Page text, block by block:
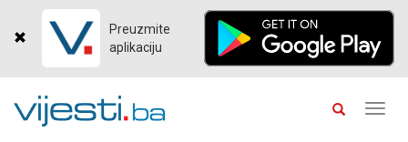
Preuzmite
aplikaciju